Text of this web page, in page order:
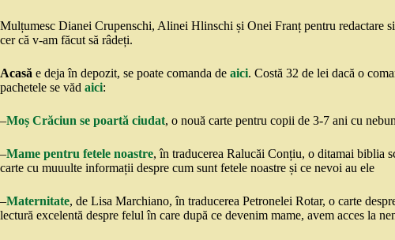
Mulțumesc Dianei Crupenschi, Alinei Hlinschi și Onei Franț pentru redactare
cer că v-am făcut să râdeți.
Acasă e deja în depozit, se poate comanda de aici. Costă 32 de lei dacă o
pachetele se văd aici:
–Moș Crăciun se poartă ciudat, o nouă carte pentru copii de 3-7 ani cu
–Mame pentru fetele noastre, în traducerea Ralucăi Conțiu, o ditamai biblia
carte cu muuulte informații despre cum sunt fetele noastre și ce nevoi au ele
–Maternitate, de Lisa Marchiano, în traducerea Petronelei Rotar, o carte
lectură excelentă despre felul în care după ce devenim mame, avem acces la